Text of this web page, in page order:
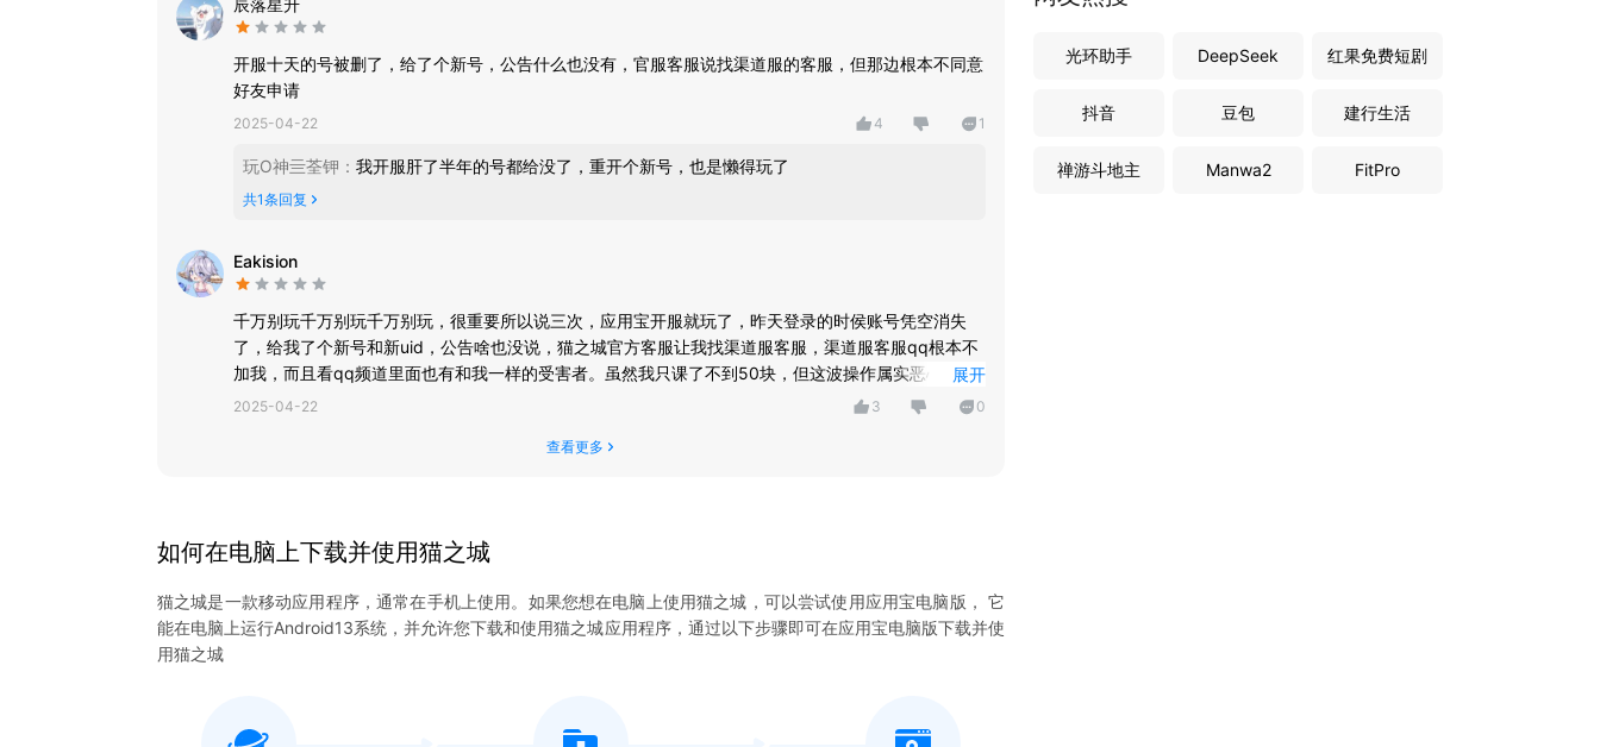
辰落星升
开服十天的号被删了，给了个新号，公告什么也没有，官服客服说找渠道服的客服，但那边根本不同意
好友申请
2025-04-22 4 1
玩O神亖荃钾 ： 我开服肝了半年的号都给没了，重开个新号，也是懒得玩了
共1条回复
Eakision
千万别玩千万别玩千万别玩，很重要所以说三次，应用宝开服就玩了，昨天登录的时侯账号凭空消失
了，给我了个新号和新uid，公告啥也没说，猫之城官方客服让我找渠道服客服，渠道服客服qq根本不
加我，而且看qq频道里面也有和我一样的受害者。虽然我只课了不到50块，但这波操作属实恶心到
了。
展开
2025-04-22 3 0
查看更多
如何在电脑上下载并使用猫之城
猫之城是一款移动应用程序，通常在手机上使用。如果您想在电脑上使用猫之城 ，可以尝试使用应用宝电脑版， 它
能在电脑上运行Android13系统，并允许您下载和使用猫之城应用程序，通过以下步骤即可在应用宝电脑版下载并使
用猫之城
光环助手 DeepSeek 红果免费短剧
抖音 豆包 建行生活
禅游斗地主 Manwa2 FitPro